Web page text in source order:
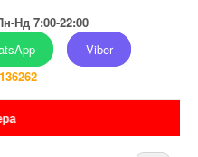
Нд 7:00-22:00
Viber